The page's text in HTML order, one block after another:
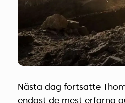
Nästa dag fortsatte
endast de mest erfarna